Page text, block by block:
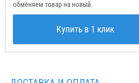
обменяем товар на новый.
Купить в 1 клик